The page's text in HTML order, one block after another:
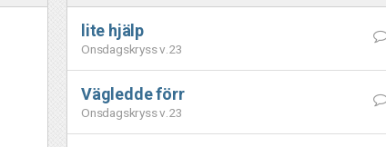
lite hjälp
Onsdagskryss v.23
Vägledde förr
Onsdagskryss v.23